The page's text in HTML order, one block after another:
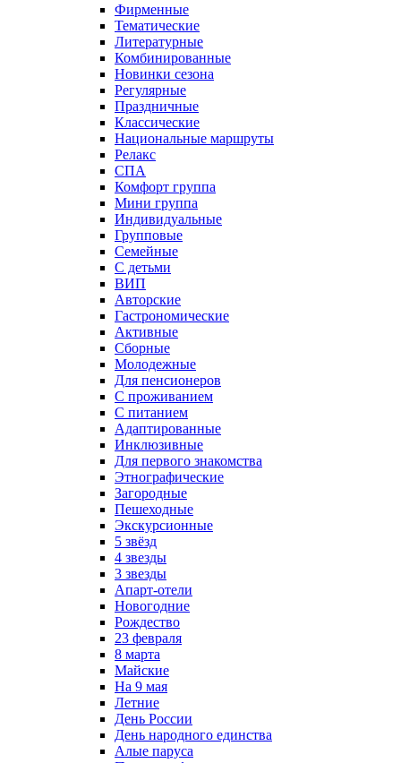
Фирменные
Тематические
Литературные
Комбинированные
Новинки сезона
Регулярные
Праздничные
Классические
Национальные маршруты
Релакс
СПА
Комфорт группа
Мини группа
Индивидуальные
Групповые
Семейные
С детьми
ВИП
Авторские
Гастрономические
Активные
Сборные
Молодежные
Для пенсионеров
С проживанием
С питанием
Адаптированные
Инклюзивные
Для первого знакомства
Этнографические
Загородные
Пешеходные
Экскурсионные
5 звёзд
4 звезды
3 звезды
Апарт-отели
Новогодние
Рождество
23 февраля
8 марта
Майские
На 9 мая
Летние
День России
День народного единства
Алые паруса